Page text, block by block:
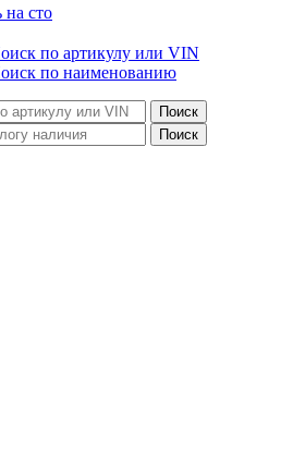
на сто
по артикулу или VIN
по наименованию
Поиск
Поиск